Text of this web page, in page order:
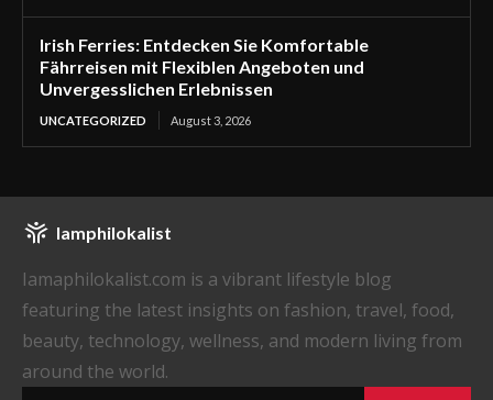
Irish Ferries: Entdecken Sie Komfortable
Fährreisen mit Flexiblen Angeboten und
Unvergesslichen Erlebnissen
UNCATEGORIZED August 3, 2026
Iamphilokalist
Iamaphilokalist.com is a vibrant lifestyle blog
featuring the latest insights on fashion, travel, food,
beauty, technology, wellness, and modern living from
around the world.